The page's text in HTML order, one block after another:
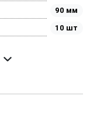
90 мм
10 шт